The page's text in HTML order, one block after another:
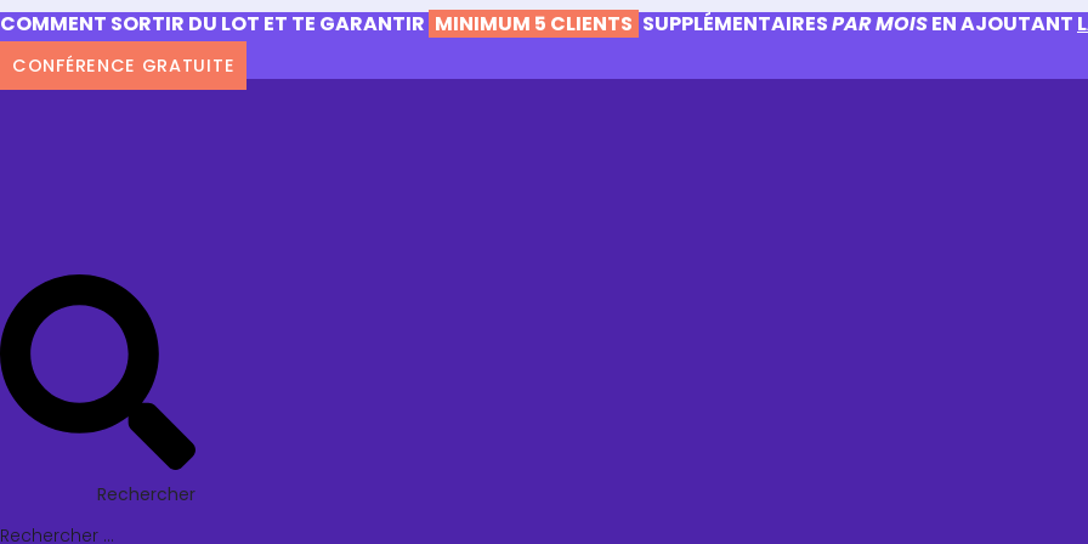
COMMENT SORTIR DU LOT ET TE GARANTIR MINIMUM 5 CLIENTS SUPPLÉMENTAIRESPAR MOISEN AJOUTANT
CONFÉRENCE GRATUITE
Rechercher